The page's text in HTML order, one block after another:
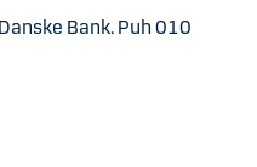
Bank. Puh 010